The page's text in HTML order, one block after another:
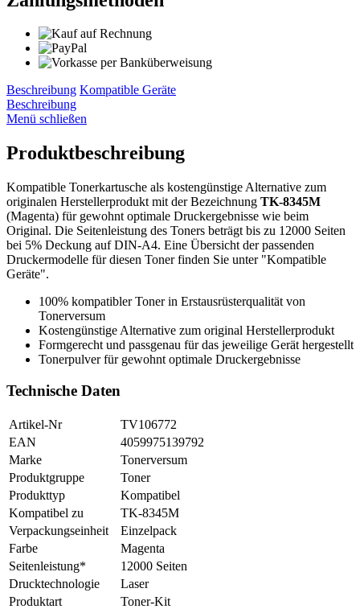
Beschreibung Kompatible Geräte
Beschreibung
Menü schließen
Produktbeschreibung
Kompatible Tonerkartusche als kostengünstige Alternative zum
originalen Herstellerprodukt mit der Bezeichnung TK-8345M
(Magenta) für gewohnt optimale Druckergebnisse wie beim
Original. Die Seitenleistung des Toners beträgt bis zu 12000 Seiten
bei 5% Deckung auf DIN-A4. Eine Übersicht der passenden
Druckermodelle für diesen Toner finden Sie unter "Kompatible
Geräte".
100% kompatibler Toner in Erstausrüsterqualität von
Tonerversum
Kostengünstige Alternative zum original Herstellerprodukt
Formgerecht und passgenau für das jeweilige Gerät hergestellt
Tonerpulver für gewohnt optimale Druckergebnisse
Technische Daten
Artikel-Nr
TV106772
EAN
4059975139792
Marke
Tonerversum
Produktgruppe
Toner
Produkttyp
Kompatibel
Kompatibel zu
TK-8345M
Verpackungseinheit
Einzelpack
Farbe
Magenta
Seitenleistung*
12000 Seiten
Drucktechnologie
Laser
Produktart
Toner-Kit